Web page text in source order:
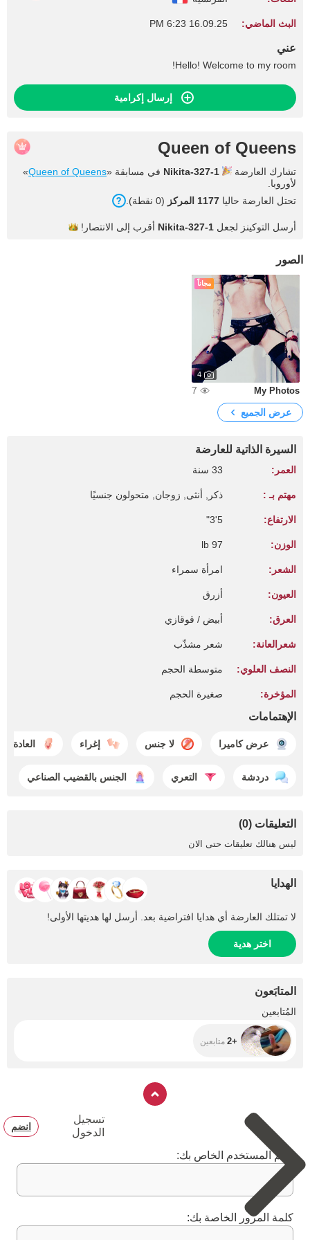
البث الماضي: 16.09.25 6:23 PM
عني
Hello! Welcome to my room!
إرسال إكرامية
Queen of Queens
تشارك العارضة Nikita-327-1 في مسابقة «Queen of Queens
»
لأوروبا.
تحتل العارضة حاليا 1177 المركز (0 نقطة).
أرسل التوكينز لجعل Nikita-327-1 أقرب إلى الانتصار!
الصور
مجاناً
4
My Photos
7
عرض الجميع
السيرة الذاتية للعارضة
العمر: 33 سنة
مهتم بـ : ذكر, أنثى, زوجان, متحولون جنسيًا
الارتفاع: 5'3"
الوزن: 97 lb
الشعر: امرأة سمراء
العيون: أزرق
العرق: أبيض / قوقازي
شعرالعانة: شعر مشذّب
النصف العلوي: متوسطة الحجم
المؤخرة: صغيرة الحجم
الإهتمامات
عرض كاميرا لا جنس إغراء العادة
دردشة التعري الجنس بالقضيب الصناعي
التعليقات (0)
ليس هنالك تعليقات حتى الان
الهدايا
لا تمتلك العارضة أي هدايا افتراضية بعد. أرسل لها هديتها الأولى!
اختر هدية
المتابَعون
المُتابعين
+2 متابعين
تسجيل
الدخول
انضم
اسم المستخدم الخاص بك:
كلمة المرور الخاصة بك: